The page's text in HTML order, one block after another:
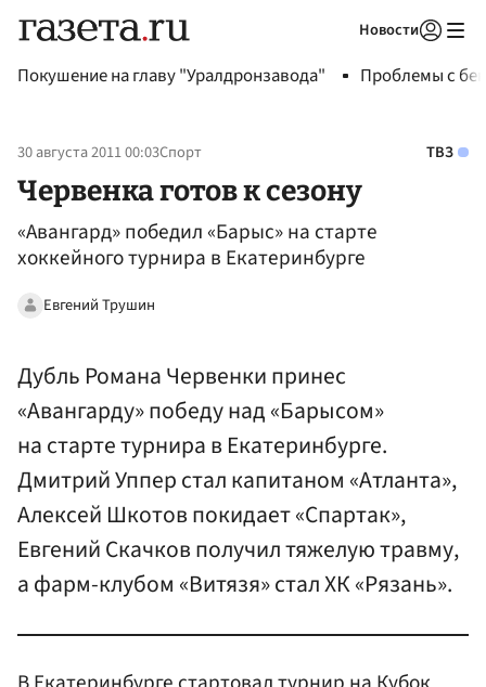
Новости
Покушение на главу "Уралдронзавода" Проблемы с
30 августа 2011 00:03Спорт ТВЗ
Червенка готов к сезону
«Авангард» победил «Барыс» на старте
хоккейного турнира в Екатеринбурге
Евгений Трушин
Дубль Романа Червенки принес
«Авангарду» победу над «Барысом»
на старте турнира в Екатеринбурге.
Дмитрий Уппер стал капитаном «Атланта»,
Алексей Шкотов покидает «Спартак»,
Евгений Скачков получил тяжелую травму,
а фарм-клубом «Витязя» стал ХК «Рязань».